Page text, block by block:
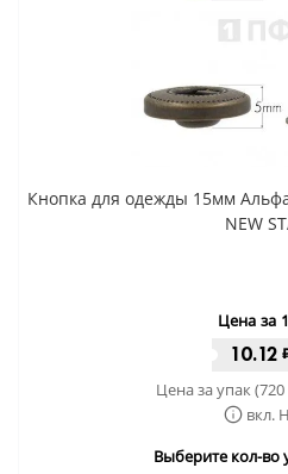
Кнопка для одежды 15мм
NEW
Цена за
10.12
Цена за упак
вкл.
Выберите кол-во